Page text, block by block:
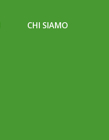
CHI SIAMO